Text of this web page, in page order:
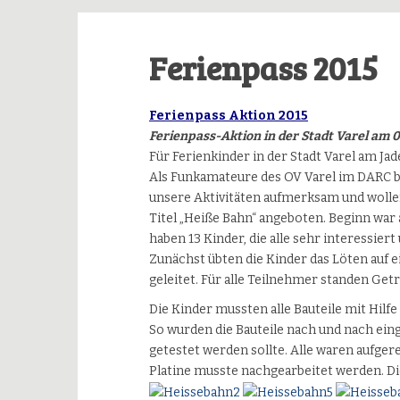
Ferienpass 2015
Ferienpass Aktion 2015
Ferienpass-Aktion in der Stadt Varel am
Für Ferienkinder in der Stadt Varel am
Als Funkamateure des OV Varel im
unsere Aktivitäten aufmerksam und
Titel „Heiße Bahn“ angeboten. Beginn
haben 13 Kinder, die alle sehr interessiert
Zunächst übten die Kinder das Löten
geleitet. Für alle Teilnehmer standen
Die Kinder mussten alle Bauteile mit
So wurden die Bauteile nach und nach
getestet werden sollte. Alle waren
Platine musste nachgearbeitet werden.